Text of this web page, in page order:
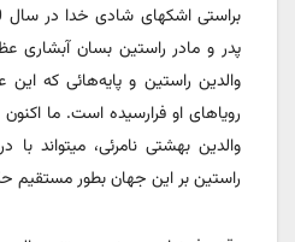
پدر و مادر راستین بسان آبشاری
والدین راستین و پایه‌هائی که این
رویاهای او فرارسیده است. ما
والدین بهشتی نامرئی،‌ میتواند
راستین بر این جهان بطور مستقیم